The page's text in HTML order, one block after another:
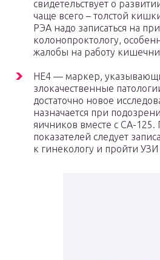
свидетельствует о
чаще всего – толстой
РЭА надо записаться на
колонопроктологу,
жалобы на работу
HE4 — маркер,
злокачественные
достаточно новое
назначается при
яичников вместе с СА-125.
показателей следует
к гинекологу и пройти УЗИ